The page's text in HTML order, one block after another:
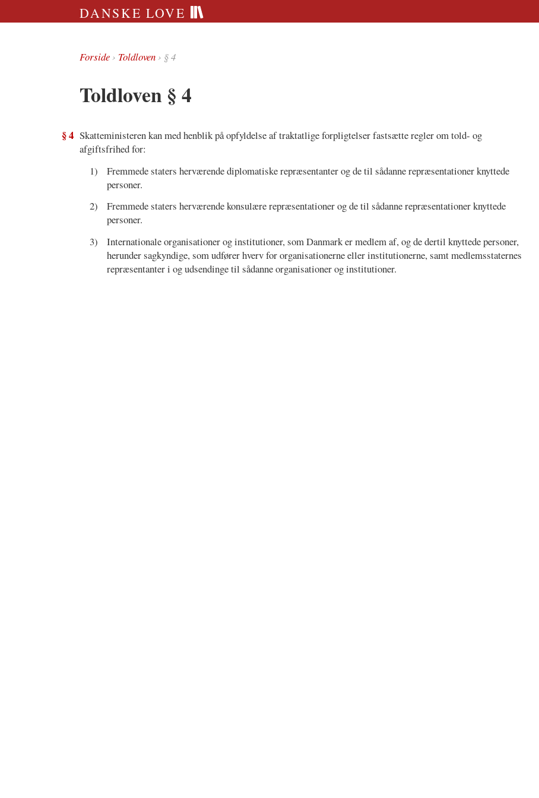
DANSKE LOVE
Forside› Toldloven› § 4
Toldloven § 4
§ 4 Skatteministeren kan med henblik på opfyldelse af traktatlige forpligtelser fastsætte regler om told- og
afgiftsfrihed for:
1)
Fremmede staters herværende diplomatiske repræsentanter og de til sådanne repræsentationer knyttede
personer.
2)
Fremmede staters herværende konsulære repræsentationer og de til sådanne repræsentationer knyttede
personer.
3)
Internationale organisationer og institutioner, som Danmark er medlem af, og de dertil knyttede personer,
herunder sagkyndige, som udfører hverv for organisationerne eller institutionerne, samt medlemsstaternes
repræsentanter i og udsendinge til sådanne organisationer og institutioner.